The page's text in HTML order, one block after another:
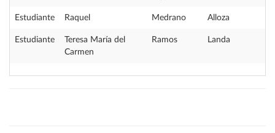
Estudiante Raquel Medrano Alloza
Estudiante
Teresa María del
Carmen
Ramos Landa